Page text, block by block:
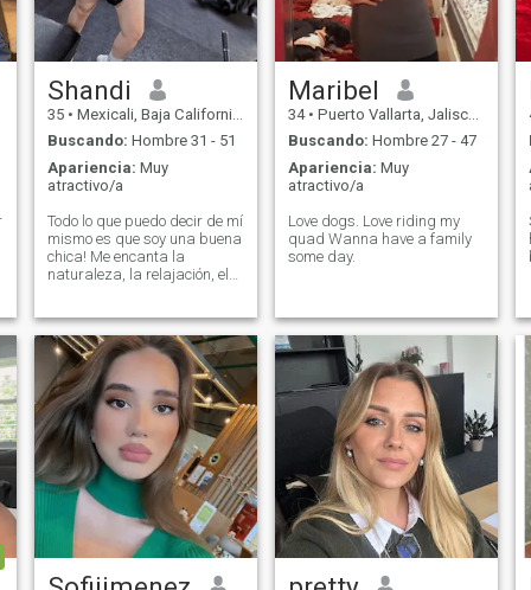
Shandi
35 • Mexicali, Baja California, México
Buscando: Hombre 31 - 51
Apariencia: Muy
atractivo/a
Todo lo que puedo decir de mí
mismo es que soy una buena
chica! Me encanta la
naturaleza, la relajación, el
una tigresa. Mi familia dice
que no hay nadie en el
mundo a quien yo no pueda
amar. Soy una chica muy
abierta. Trato de seguir mi
estilo de vida. Es muy
importante para mí entender
cómo voy a pasar este día.
Después de todo, cada día
debe ser especial.
Maribel
34 • Puerto Vallarta, Jalisco, México
Buscando: Hombre 27 - 47
Apariencia: Muy
atractivo/a
Love dogs. Love riding my
quad Wanna have a family
some day.